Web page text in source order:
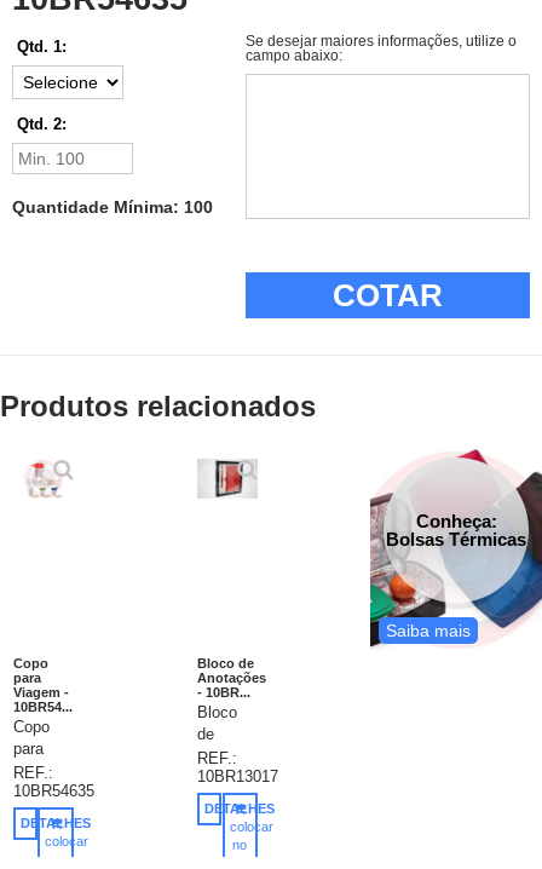
Qtd. 1:
Qtd. 2:
Quantidade Mínima: 100
Se desejar maiores informações, utilize o
campo abaixo:
COTAR
Produtos relacionados
Copo
para
Viagem -
10BR54...
Copo
para
viagem.
PP e
PS.
Com
palhinha
REF.:
10BR54635
DETALHES
colocar
Bloco de
Anotações
- 10BR...
Bloco
de
Anotações
Multiuso
em
couro
sintético
REF.:
10BR13017
DETALHES
colocar
no
Conheça:
Bolsas Térmicas
Saiba mais